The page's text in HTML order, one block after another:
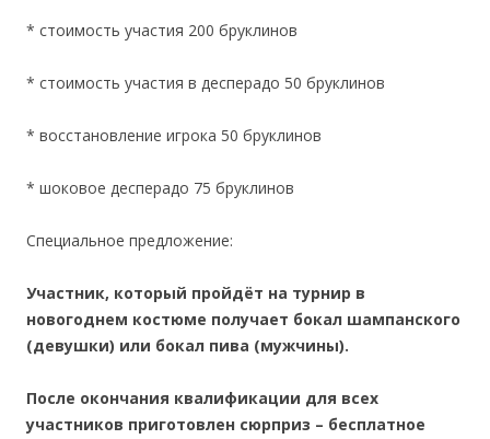
* стоимость участия 200 бруклинов
* стоимость участия в десперадо 50 бруклинов
* восстановление игрока 50 бруклинов
* шоковое десперадо 75 бруклинов
Специальное предложение:
Участник, который пройдёт на турнир в
новогоднем костюме получает бокал шампанского
(девушки) или бокал пива (мужчины).
После окончания квалификации для всех
участников приготовлен сюрприз – бесплатное